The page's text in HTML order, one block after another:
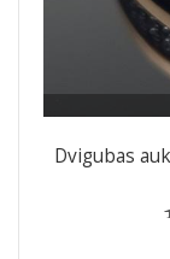
Dvigubas